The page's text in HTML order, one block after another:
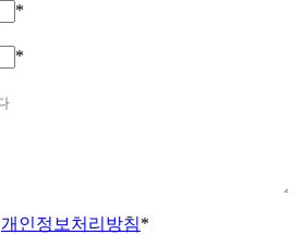
*
*
개인정보처리방침*